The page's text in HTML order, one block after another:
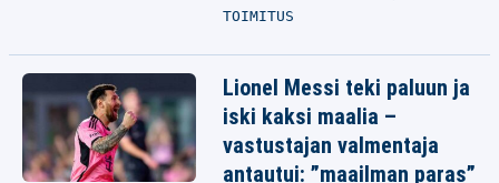
TOIMITUS
Lionel Messi teki paluun ja
iski kaksi maalia –
vastustajan valmentaja
antautui: ”maailman paras”